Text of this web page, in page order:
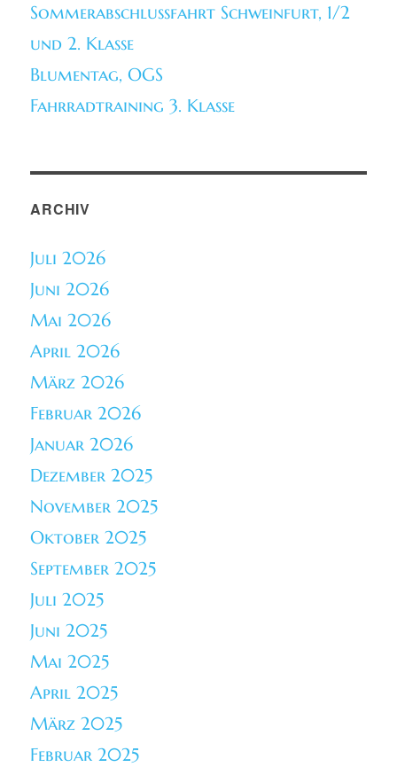
Sommerabschlussfahrt Schweinfurt, 1/2
und 2. Klasse
Blumentag, OGS
Fahrradtraining 3. Klasse
ARCHIV
Juli 2026
Juni 2026
Mai 2026
April 2026
März 2026
Februar 2026
Januar 2026
Dezember 2025
November 2025
Oktober 2025
September 2025
Juli 2025
Juni 2025
Mai 2025
April 2025
März 2025
Februar 2025